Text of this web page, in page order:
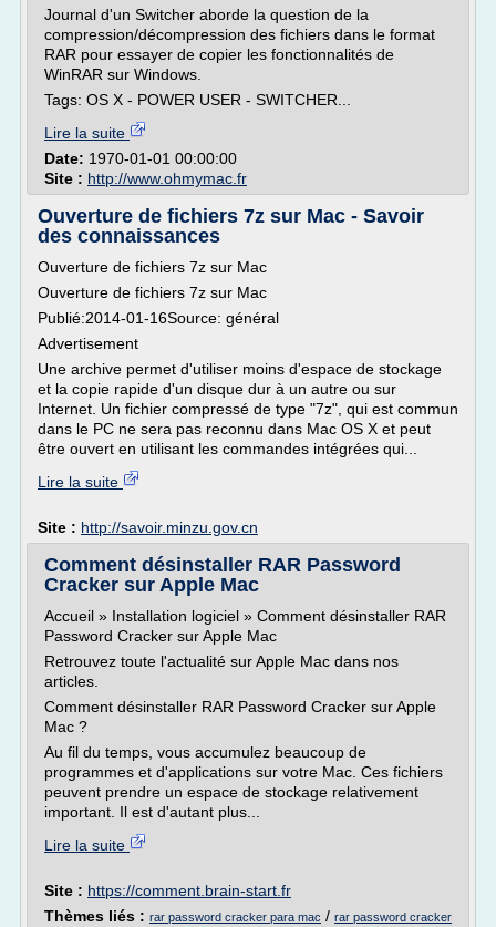
Journal d'un Switcher aborde la question de la
compression/décompression des fichiers dans le format
RAR pour essayer de copier les fonctionnalités de
WinRAR sur Windows.
Tags: OS X - POWER USER - SWITCHER...
Lire la suite
Date: 1970-01-01 00:00:00
Site : http://www.ohmymac.fr
Ouverture de fichiers 7z sur Mac - Savoir
des connaissances
Ouverture de fichiers 7z sur Mac
Ouverture de fichiers 7z sur Mac
Publié:2014-01-16Source: général
Advertisement
Une archive permet d'utiliser moins d'espace de stockage
et la copie rapide d'un disque dur à un autre ou sur
Internet. Un fichier compressé de type "7z", qui est commun
dans le PC ne sera pas reconnu dans Mac OS X et peut
être ouvert en utilisant les commandes intégrées qui...
Lire la suite
Site : http://savoir.minzu.gov.cn
Comment désinstaller RAR Password
Cracker sur Apple Mac
Accueil » Installation logiciel » Comment désinstaller RAR
Password Cracker sur Apple Mac
Retrouvez toute l'actualité sur Apple Mac dans nos
articles.
Comment désinstaller RAR Password Cracker sur Apple
Mac ?
Au fil du temps, vous accumulez beaucoup de
programmes et d'applications sur votre Mac. Ces fichiers
peuvent prendre un espace de stockage relativement
important. Il est d'autant plus...
Lire la suite
Site : https://comment.brain-start.fr
Thèmes liés : rar password cracker para mac / rar password cracker